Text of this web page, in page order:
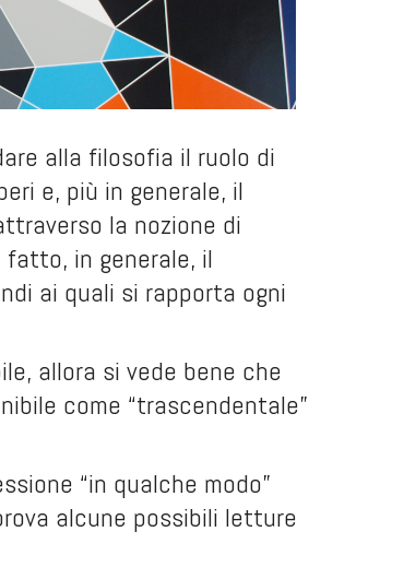
alla filosofia il ruolo di
e, più in generale, il
la nozione di
fatto, in generale, il
ai quali si rapporta ogni
allora si vede bene che
come “trascendentale”
“in qualche modo”
alcune possibili letture